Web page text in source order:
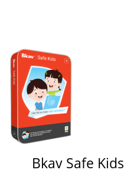
Bkav Safe Kids